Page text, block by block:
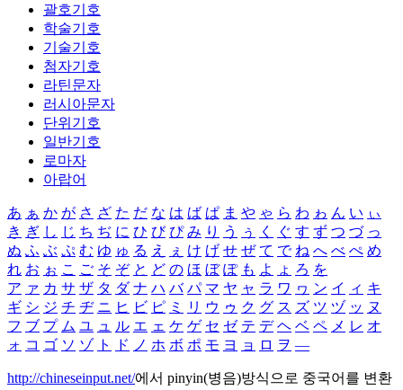
괄호기호
학술기호
기술기호
첨자기호
라틴문자
러시아문자
단위기호
일반기호
로마자
아랍어
あ ぁ か が さ ざ た だ な は ば ぱ ま や ゃ ら わ ゎ ん い ぃ
き ぎ し じ ち ぢ に ひ び ぴ み り う ぅ く ぐ す ず つ づ っ
ぬ ふ ぶ ぷ む ゆ ゅ る え ぇ け げ せ ぜ て で ね へ べ ぺ め
れ お ぉ こ ご そ ぞ と ど の ほ ぼ ぽ も よ ょ ろ を
ア ァ カ サ ザ タ ダ ナ ハ バ パ マ ヤ ャ ラ ワ ヮ ン イ ィ キ
ギ シ ジ チ ヂ ニ ヒ ビ ピ ミ リ ウ ゥ ク グ ス ズ ツ ヅ ッ ヌ
フ ブ プ ム ユ ュ ル エ ェ ケ ゲ セ ゼ テ デ ヘ ベ ペ メ レ オ
ォ コ ゴ ソ ゾ ト ド ノ ホ ボ ポ モ ヨ ョ ロ ヲ ―
http://chineseinput.net/에서 pinyin(병음)방식으로 중국어를 변환